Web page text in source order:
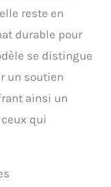
reste en
durable pour
se distingue
un soutien
ainsi un
qui